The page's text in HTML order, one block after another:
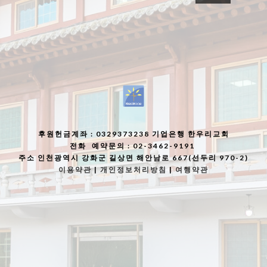
후원헌금계좌 : 0329373238 기업은행 한우리교회
전화
예약문의 : 02-3462-9191
주소인천광역시 강화군 길상면 해안남로 667(선두리 970-2)
이용약관|개인정보처리방침 |여행약관